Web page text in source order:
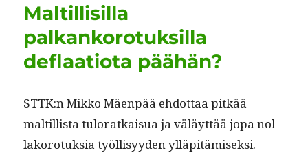
Maltillisilla
palkankorotuksilla
deflaatiota päähän?
STTK:n Mikko Mäen­pää ehdot­taa pitkää
maltil­lista tulo­ratkaisua ja väläyt­tää jopa nol­
lako­ro­tuk­sia työl­lisyy­den ylläpitämisek­si.